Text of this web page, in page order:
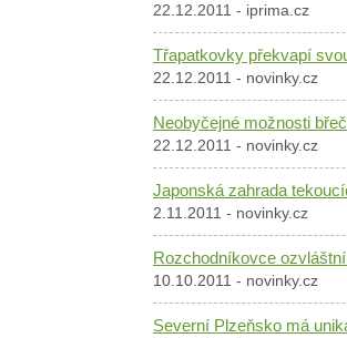
22.12.2011 - iprima.cz
Třapatkovky překvapí
22.12.2011 - novinky.cz
Neobyčejné možnosti
22.12.2011 - novinky.cz
Japonská zahrada
2.11.2011 - novinky.cz
Rozchodníkovce
10.10.2011 - novinky.cz
Severní Plzeňsko má